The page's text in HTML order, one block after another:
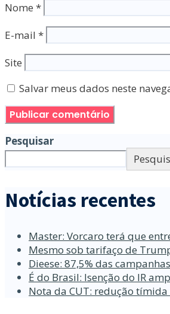
Nome *
E-mail *
Site
Salvar meus dados neste
Pesquisar
Notícias recentes
Master: Vorcaro terá que
Mesmo sob tarifaço de
Dieese: 87,5% das
É do Brasil: Isenção do IR
Nota da CUT: redução